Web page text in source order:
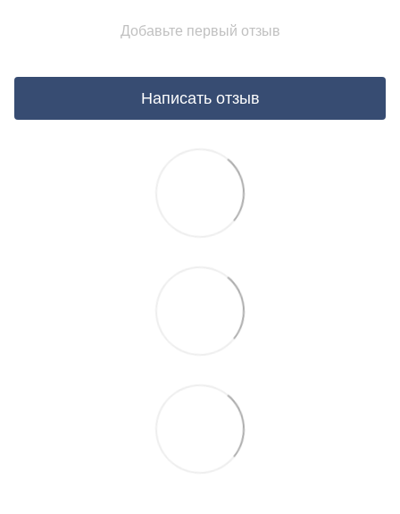
Добавьте первый отзыв
Написать отзыв